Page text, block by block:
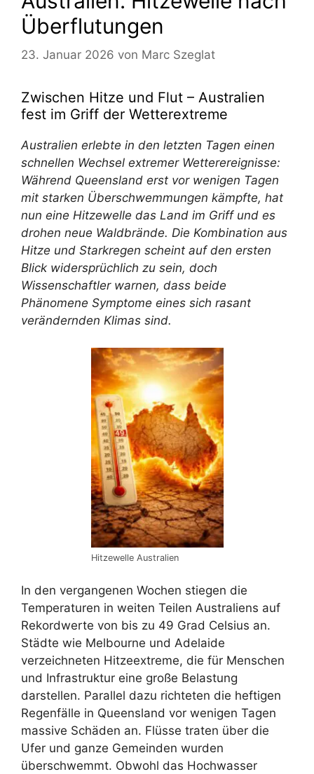
Überflutungen
23. Januar 2026 von Marc Szeglat
Zwischen Hitze und Flut – Australien
fest im Griff der Wetterextreme
Australien erlebte in den letzten Tagen einen
schnellen Wechsel extremer Wetterereignisse:
Während Queensland erst vor wenigen Tagen
mit starken Überschwemmungen kämpfte, hat
nun eine Hitzewelle das Land im Griff und es
drohen neue Waldbrände. Die Kombination aus
Hitze und Starkregen scheint auf den ersten
Blick widersprüchlich zu sein, doch
Wissenschaftler warnen, dass beide
Phänomene Symptome eines sich rasant
verändernden Klimas sind.
Hitzewelle Australien
In den vergangenen Wochen stiegen die
Temperaturen in weiten Teilen Australiens auf
Rekordwerte von bis zu 49 Grad Celsius an.
Städte wie Melbourne und Adelaide
verzeichneten Hitzeextreme, die für Menschen
und Infrastruktur eine große Belastung
darstellen. Parallel dazu richteten die heftigen
Regenfälle in Queensland vor wenigen Tagen
massive Schäden an. Flüsse traten über die
Ufer und ganze Gemeinden wurden
überschwemmt. Obwohl das Hochwasser